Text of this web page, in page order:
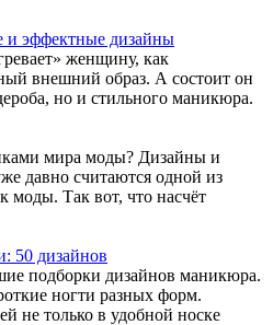
эффектные дизайны
женщину, как
внешний образ. А состоит он
но и стильного маникюра.
мира моды? Дизайны и
давно считаются одной из
моды. Так вот, что насчёт
50 дизайнов
подборки дизайнов маникюра.
ногти разных форм.
не только в удобной носке